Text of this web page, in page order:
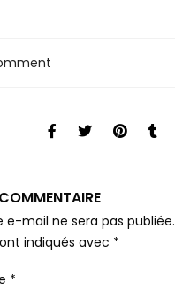
e-mail ne sera pas publiée.
indiqués avec *
*